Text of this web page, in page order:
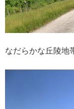
なだらかな丘陵地